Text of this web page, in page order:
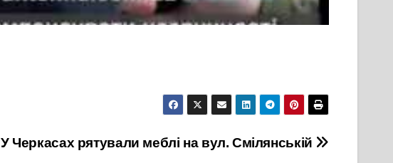
У Черкасах рятували меблі на вул. Смілянській